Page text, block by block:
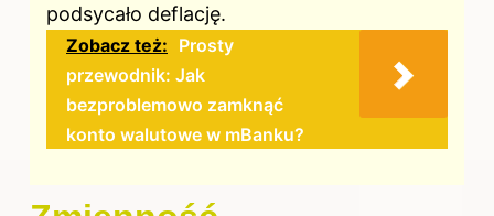
podsycało deflację.
Zobacz też: Prosty
przewodnik: Jak
bezproblemowo zamknąć
konto walutowe w mBanku?